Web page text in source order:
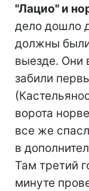
"Лацио" и
дело дошло
должны
выезде. Они
забили
ворота
все же
в
Там третий
минуте